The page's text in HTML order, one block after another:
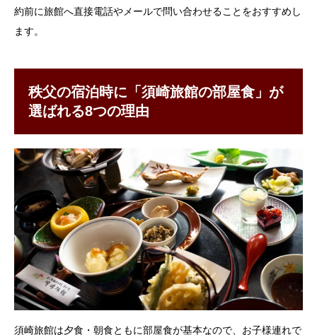
約前に旅館へ直接電話やメールで問い合わせることをおすすめし
ます。
秩父の宿泊時に「須崎旅館の部屋食」が
選ばれる8つの理由
須崎旅館は夕食・朝食ともに部屋食が基本なので、お子様連れで